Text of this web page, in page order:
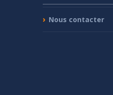
Nous contacter